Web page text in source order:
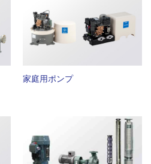
家庭用ポンプ